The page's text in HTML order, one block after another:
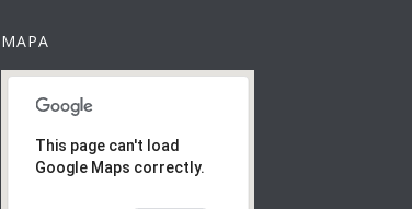
MAPA
This page can't load
Google Maps correctly.